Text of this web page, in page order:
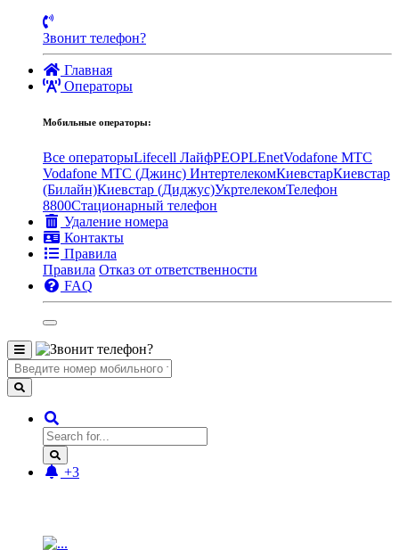
Звонит телефон?
Главная
Операторы
Мобильные операторы:
Все операторыLifecell ЛайфPEOPLEnetVodafone MTC
Vodafone МТС (Джинс) ИнтертелекомКиевстарКиевстар
(Билайн)Киевстар (Диджус)УкртелекомТелефон
8800Стационарный телефон
Удаление номера
Контакты
Правила
Правила Отказ от ответственности
FAQ
+3